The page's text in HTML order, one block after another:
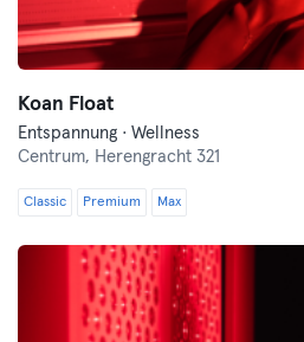
Koan Float
Entspannung · Wellness
Centrum, Herengracht 321
Classic Premium Max